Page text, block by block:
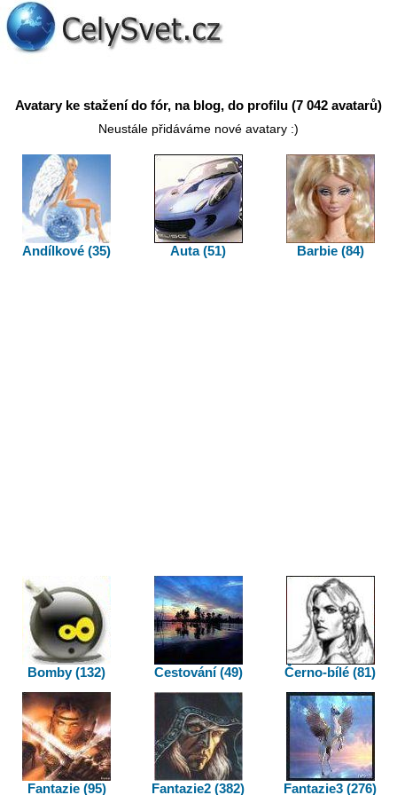
Avatary ke stažení do fór, na blog, do profilu (7 042 avatarů)
Neustále přidáváme nové avatary :)
Andílkové (35) Auta (51) Barbie (84)
Bomby (132) Cestování (49) Černo-bílé (81)
Fantazie (95) Fantazie2 (382) Fantazie3 (276)